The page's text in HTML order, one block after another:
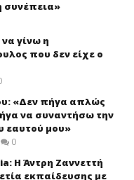
συνέπεια»
γίνω η
που δεν είχε ο
«Δεν πήγα απλώς
να συναντήσω την
εαυτού μου»
0
Η Άντρη Ζαννεττή
εκπαίδευσης με